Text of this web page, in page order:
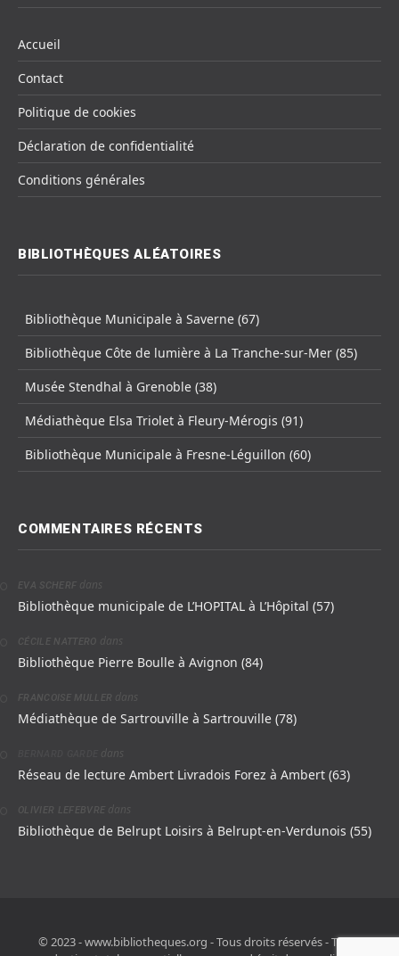
Accueil
Contact
Politique de cookies
Déclaration de confidentialité
Conditions générales
BIBLIOTHÈQUES ALÉATOIRES
Bibliothèque Municipale à Saverne (67)
Bibliothèque Côte de lumière à La Tranche-sur-Mer (85)
Musée Stendhal à Grenoble (38)
Médiathèque Elsa Triolet à Fleury-Mérogis (91)
Bibliothèque Municipale à Fresne-Léguillon (60)
COMMENTAIRES RÉCENTS
EVA SCHERF dans
Bibliothèque municipale de L’HOPITAL à L’Hôpital (57)
CÉCILE NATTERO dans
Bibliothèque Pierre Boulle à Avignon (84)
FRANCOISE MULLER dans
Médiathèque de Sartrouville à Sartrouville (78)
dans
Réseau de lecture Ambert Livradois Forez à Ambert (63)
OLIVIER LEFEBVRE dans
Bibliothèque de Belrupt Loisirs à Belrupt-en-Verdunois (55)
© 2023 - www.bibliotheques.org - Tous droits réservés - Toute